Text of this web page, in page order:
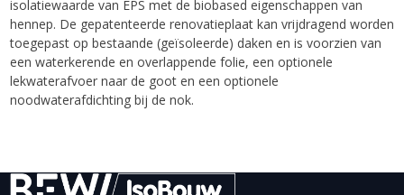
isolatiewaarde van EPS met de biobased eigenschappen van
hennep. De gepatenteerde renovatieplaat kan vrijdragend worden
toegepast op bestaande (geïsoleerde) daken en is voorzien van
een waterkerende en overlappende folie, een optionele
lekwaterafvoer naar de goot en een optionele
noodwaterafdichting bij de nok.